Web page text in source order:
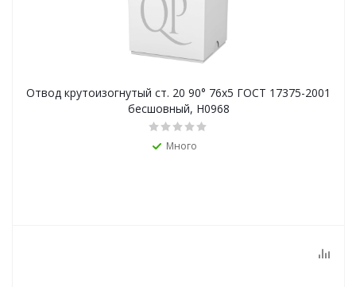
Отвод крутоизогнутый ст. 20 90° 76х5 ГОСТ 17375-2001
бесшовный, Н0968
Много